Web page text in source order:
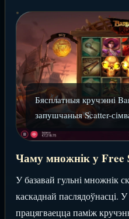
Бясплатныя кручэнні
запушчаныя Scatter-
Чаму множнік у Free
У базавай гульні множнік
каскаднай паслядоўнасці.
працягваецца паміж